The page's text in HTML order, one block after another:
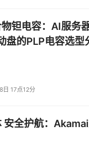
异构设备，不同软件之
本节省了十倍以上。
钽电容：AI服务
盘的PLP电容选型
17点12分
安全护航：